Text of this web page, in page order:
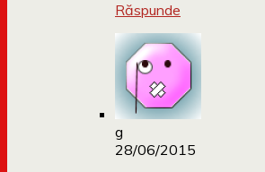
Răspunde
g
28/06/2015